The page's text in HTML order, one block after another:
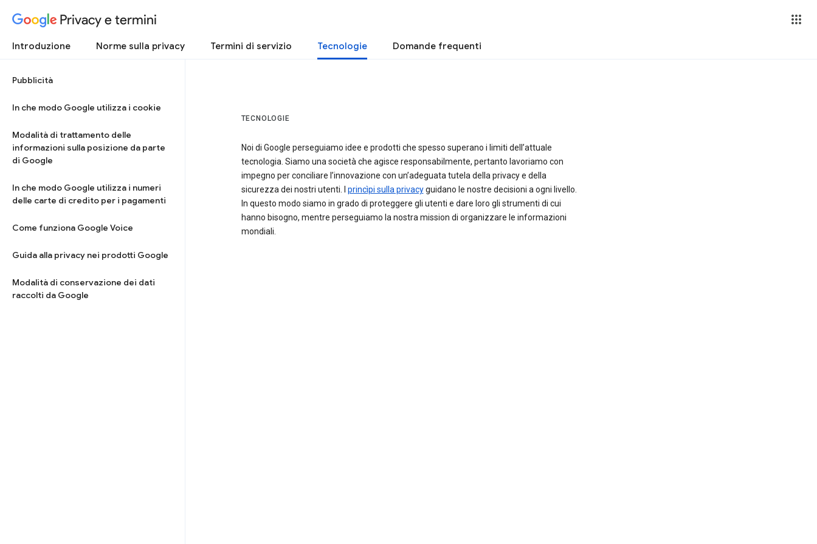
Privacy e termini
Introduzione Norme sulla privacy Termini di servizio Tecnologie Domande frequenti
Pubblicità
In che modo Google utilizza i cookie
Modalità di trattamento delle
informazioni sulla posizione da parte
di Google
In che modo Google utilizza i numeri
delle carte di credito per i pagamenti
Come funziona Google Voice
Guida alla privacy nei prodotti Google
Modalità di conservazione dei dati
raccolti da Google
TECNOLOGIE
Noi di Google perseguiamo idee e prodotti che spesso superano i limiti dell’attuale
tecnologia. Siamo una società che agisce responsabilmente, pertanto lavoriamo con
impegno per conciliare l’innovazione con un’adeguata tutela della privacy e della
sicurezza dei nostri utenti. I princìpi sulla privacyguidano le nostre decisioni a ogni livello.
In questo modo siamo in grado di proteggere gli utenti e dare loro gli strumenti di cui
hanno bisogno, mentre perseguiamo la nostra mission di organizzare le informazioni
mondiali.